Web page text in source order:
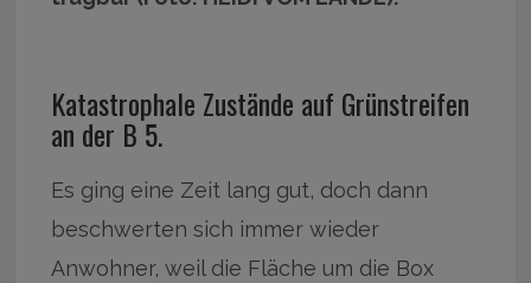
Katastrophale Zustände auf Grünstreifen
an der B 5.
Es ging eine Zeit lang gut, doch dann
beschwerten sich immer wieder
Anwohner, weil die Fläche um die Box